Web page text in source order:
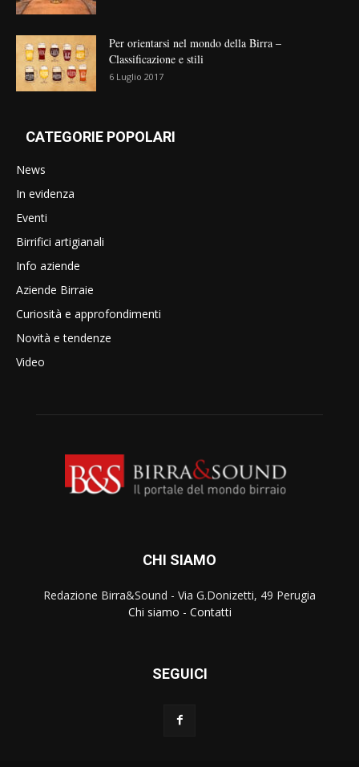
Per orientarsi nel mondo della Birra –
Classificazione e stili
6 Luglio 2017
CATEGORIE POPOLARI
News
In evidenza
Eventi
Birrifici artigianali
Info aziende
Aziende Birraie
Curiosità e approfondimenti
Novità e tendenze
Video
CHI SIAMO
Redazione Birra&Sound - Via G.Donizetti, 49 Perugia
Chi siamo - Contatti
SEGUICI